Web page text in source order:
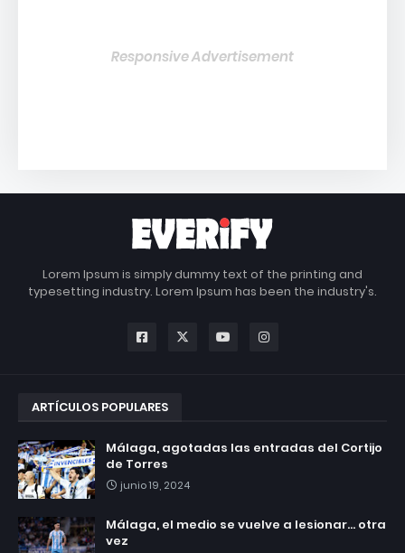
Responsive Advertisement
Lorem Ipsum is simply dummy text of the printing and
typesetting industry. Lorem Ipsum has been the industry's.
ARTÍCULOS POPULARES
Málaga, agotadas las entradas del Cortijo
de Torres
junio 19, 2024
Málaga, el medio se vuelve a lesionar... otra
vez